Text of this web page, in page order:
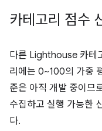
카테고리 점수
다른 Lighthouse 카테
리에는 0~100의 가중
준은 아직 개발 중이므
수집하고 실행 가능한
다.